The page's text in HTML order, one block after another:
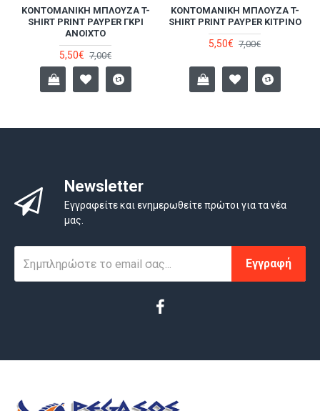
ΚΟΝΤΟΜΆΝΙΚΗ ΜΠΛΟΎΖΑ T-
SHIRT PRINT PAYPER ΓΚΡΙ
ΑΝΟΙΧΤΌ
5,50€ 7,00€
ΚΟΝΤΟΜΆΝΙΚΗ ΜΠΛΟΎΖΑ T-
SHIRT PRINT PAYPER ΚΊΤΡΙΝΟ
5,50€ 7,00€
Newsletter
Εγγραφείτε και ενημερωθείτε πρώτοι για τα νέα
μας.
Εγγραφή